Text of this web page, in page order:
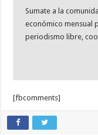
Sumate a la
económico mensual
periodismo libre,
[fbcomments]